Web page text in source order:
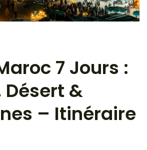
7 Jours :
&
– Itinéraire